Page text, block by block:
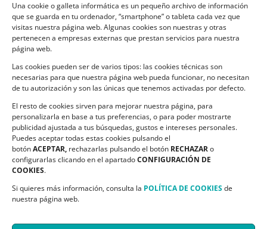
Una cookie o galleta informática es un pequeño archivo de información
que se guarda en tu ordenador, “smartphone” o tableta cada vez que
visitas nuestra página web. Algunas cookies son nuestras y otras
pertenecen a empresas externas que prestan servicios para nuestra
página web.
Las cookies pueden ser de varios tipos: las cookies técnicas son
necesarias para que nuestra página web pueda funcionar, no necesitan
de tu autorización y son las únicas que tenemos activadas por defecto.
El resto de cookies sirven para mejorar nuestra página, para
personalizarla en base a tus preferencias, o para poder mostrarte
publicidad ajustada a tus búsquedas, gustos e intereses personales.
Puedes aceptar todas estas cookies pulsando el
botónACEPTAR, rechazarlas pulsando el botón RECHAZARo
configurarlas clicando en el apartadoCONFIGURACIÓN DE
COOKIES.
Si quieres más información, consulta la POLÍTICA DE COOKIESde
nuestra página web.
Política de Cookies
CONTACTO
C/ Ciudadela s/n. Parque Delicias.
50017 Zaragoza
Teléfono:976 532 499
Email:asapme@asapme.org